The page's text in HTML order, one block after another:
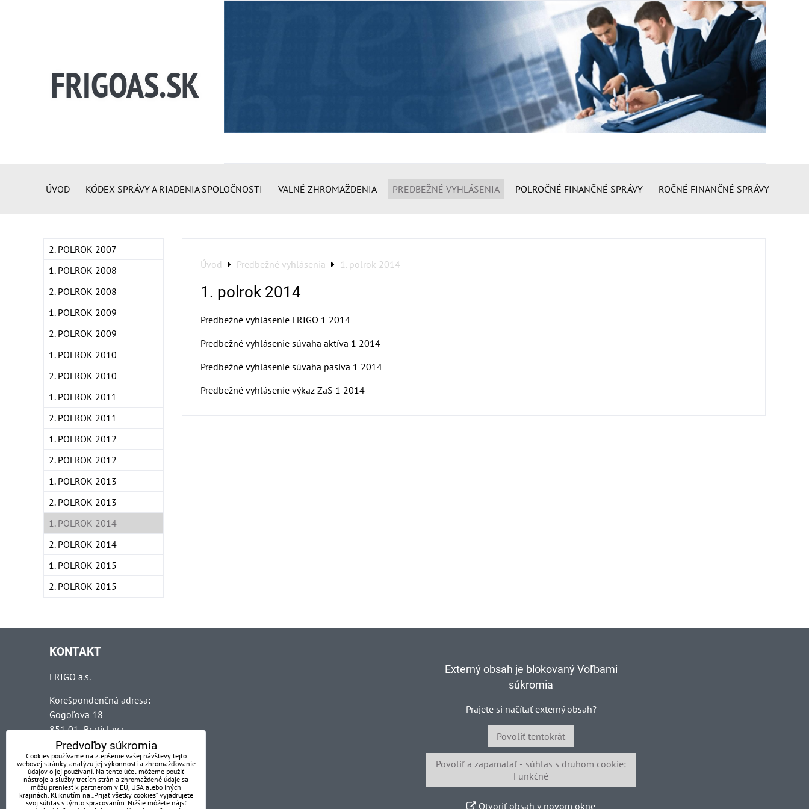
FRIGOAS.SK
ÚVOD KÓDEX SPRÁVY A RIADENIA SPOLOČNOSTI VALNÉ ZHROMAŽDENIA PREDBEŽNÉ VYHLÁSENIA POLROČNÉ FINANČNÉ SPRÁVY ROČNÉ FINANČNÉ SPRÁVY
Úvod Predbežné vyhlásenia 1. polrok 2014
1. polrok 2014
Predbežné vyhlásenie FRIGO 1 2014
Predbežné vyhlásenie súvaha aktíva 1 2014
Predbežné vyhlásenie súvaha pasíva 1 2014
Predbežné vyhlásenie výkaz ZaS 1 2014
2. POLROK 2007
1. POLROK 2008
2. POLROK 2008
1. POLROK 2009
2. POLROK 2009
1. POLROK 2010
2. POLROK 2010
1. POLROK 2011
2. POLROK 2011
1. POLROK 2012
2. POLROK 2012
1. POLROK 2013
2. POLROK 2013
1. POLROK 2014
2. POLROK 2014
1. POLROK 2015
2. POLROK 2015
KONTAKT
FRIGO a.s.
Korešpondenčná adresa:
Gogoľova 18
851 01 Bratislava
Kontaktná osoba:
Alica Dostálová
Telefón: 0903205804
Mail: alica@dostalova.sk
Externý obsah je blokovaný Voľbami
súkromia
Prajete si načítať externý obsah?
Povoliť tentokrát
Povoliť a zapamätať - súhlas s druhom cookie:
Funkčné
Otvoriť obsah v novom okne
Predvoľby súkromia
Cookies používame na zlepšenie vašej návštevy tejto
webovej stránky, analýzu jej výkonnosti a zhromažďovanie
údajov o jej používaní. Na tento účel môžeme použiť
nástroje a služby tretích strán a zhromaždené údaje sa
môžu preniesť k partnerom v EÚ, USA alebo iných
krajinách. Kliknutím na „Prijať všetky cookies“ vyjadrujete
svoj súhlas s týmto spracovaním. Nižšie môžete nájsť